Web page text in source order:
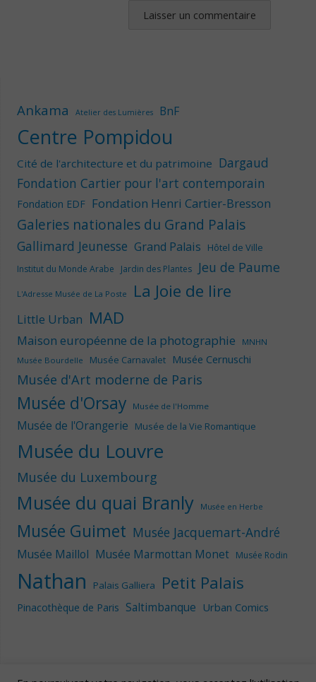
Ankama Atelier des Lumières BnF
Centre Pompidou
Cité de l'architecture et du patrimoine Dargaud
Fondation Cartier pour l'art contemporain
Fondation EDF Fondation Henri Cartier-Bresson
Galeries nationales du Grand Palais
Gallimard Jeunesse Grand Palais Hôtel de Ville
Institut du Monde Arabe Jardin des Plantes Jeu de Paume
L'Adresse Musée de La Poste La Joie de lire
Little Urban MAD
Maison européenne de la photographie
MNHN
Musée Bourdelle
Musée Carnavalet Musée Cernuschi
Musée d'Art moderne de Paris
Musée d'Orsay Musée de l'Homme
Musée de l'Orangerie Musée de la Vie Romantique
Musée du Louvre
Musée du Luxembourg
Musée du quai Branly Musée en Herbe
Musée Guimet Musée Jacquemart-André
Musée Maillol Musée Marmottan Monet Musée Rodin
Nathan Palais Galliera Petit Palais
Pinacothèque de Paris Saltimbanque Urban Comics